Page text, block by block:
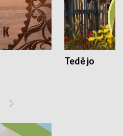
Tedë jo